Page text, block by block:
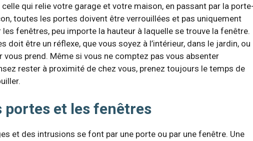
celle qui relie votre garage et votre maison, en passant par la porte-
toutes les portes doivent être verrouillées et pas uniquement
fenêtres, peu importe la hauteur à laquelle se trouve la fenêtre.
doit être un réflexe, que vous soyez à l’intérieur, dans le jardin, ou
vous prend. Même si vous ne comptez pas vous absenter
rester à proximité de chez vous, prenez toujours le temps de
portes et les fenêtres
et des intrusions se font par une porte ou par une fenêtre. Une